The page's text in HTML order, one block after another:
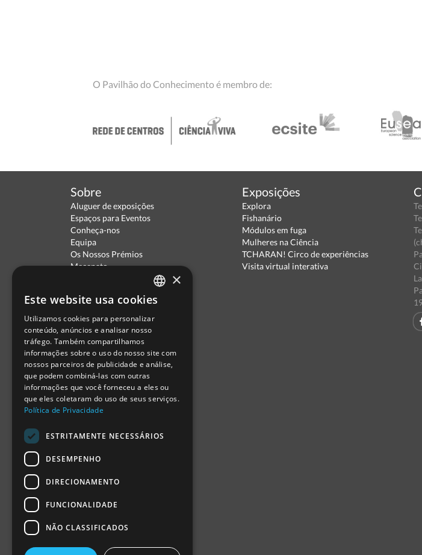
O Pavilhão do Conhecimento é membro de:
Sobre
Aluguer de exposições
Espaços para Eventos
Conheça-nos
Equipa
Os Nossos Prémios
Mecenato
Termos de Utilização
Escola Ciência Viva
Contactar
Relatório Anual RCN 2024
Relatório Intercalar RCN 2025
Exposições
Explora
Fishanário
Módulos em fuga
Mulheres na Ciência
TCHARAN! Circo de experiências
Visita virtual interativa
PORTUGUESE
ENGLISH
SPANISH
×
Este website usa cookies
Utilizamos cookies para personalizar
conteúdo, anúncios e analisar nosso
tráfego. Também compartilhamos
informações sobre o uso do nosso site com
nossos parceiros de publicidade e análise,
que podem combiná-las com outras
informações que você forneceu a eles ou
que eles coletaram do uso de seus serviços.
Política de Privacidade
ESTRITAMENTE NECESSÁRIOS
DESEMPENHO
DIRECIONAMENTO
FUNCIONALIDADE
NÃO CLASSIFICADOS